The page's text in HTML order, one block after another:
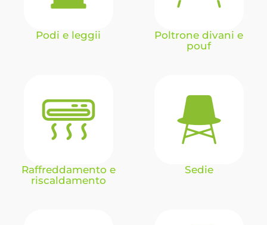
Podi e leggii
Poltrone divani e
pouf
Raffreddamento e
riscaldamento
Sedie